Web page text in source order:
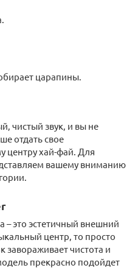
царапины.
чистый звук, и вы не
отдать свое
центру хай-фай. Для
вашему вниманию
– это эстетичный внешний
центр, то просто
чистота и
прекрасно подойдет